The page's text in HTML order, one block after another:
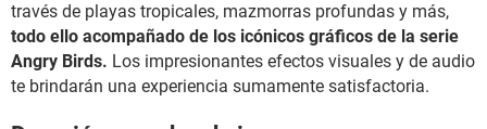
través de playas tropicales, mazmorras profundas y más,
todo ello acompañado de los icónicos gráficos de la serie
Angry Birds. Los impresionantes efectos visuales y de audio
te brindarán una experiencia sumamente satisfactoria.